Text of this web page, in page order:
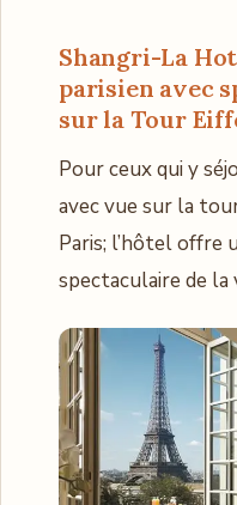
Shangri-La
parisien avec
sur la Tour
Pour ceux qui y
avec vue sur la
Paris; l’hôtel offre
spectaculaire de la